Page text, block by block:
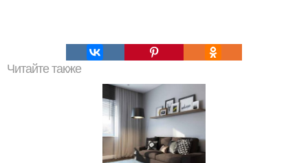
Читайте также